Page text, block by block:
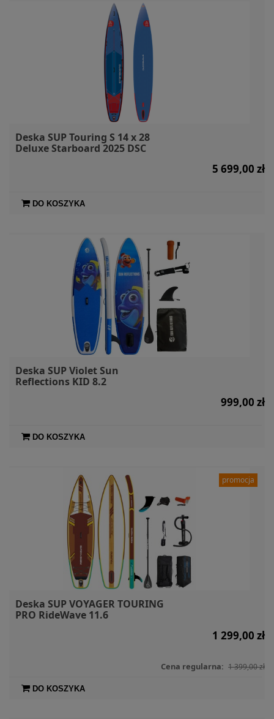
Deska SUP Touring S 14 x 28
Deluxe Starboard 2025 DSC
5 699,00 zł
DO KOSZYKA
Deska SUP Violet Sun
Reflections KID 8.2
999,00 zł
DO KOSZYKA
Deska SUP VOYAGER TOURING
PRO RideWave 11.6
1 299,00 zł
Cena regularna: 1 399,00 zł
DO KOSZYKA
promocja